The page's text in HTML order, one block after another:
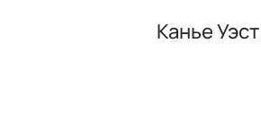
Канье